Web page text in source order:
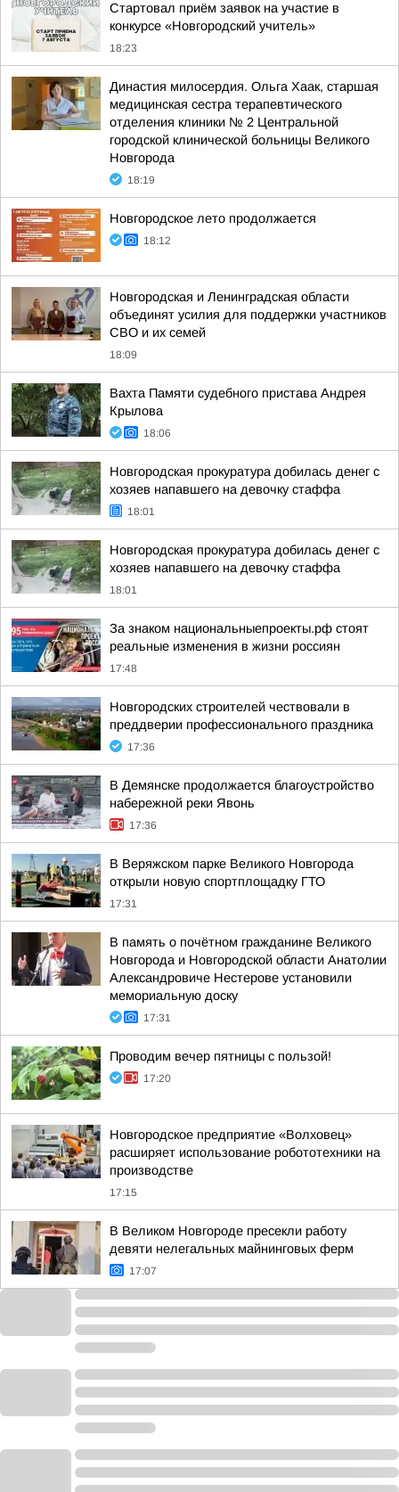
Стартовал приём заявок на участие в
конкурсе «Новгородский учитель»
18:23
Династия милосердия. Ольга Хаак, старшая
медицинская сестра терапевтического
отделения клиники № 2 Центральной
городской клинической больницы Великого
Новгорода
18:19
Новгородское лето продолжается
18:12
Новгородская и Ленинградская области
объединят усилия для поддержки участников
СВО и их семей
18:09
Вахта Памяти судебного пристава Андрея
Крылова
18:06
Новгородская прокуратура добилась денег с
хозяев напавшего на девочку стаффа
18:01
Новгородская прокуратура добилась денег с
хозяев напавшего на девочку стаффа
18:01
За знаком национальныепроекты.рф стоят
реальные изменения в жизни россиян
17:48
Новгородских строителей чествовали в
преддверии профессионального праздника
17:36
В Демянске продолжается благоустройство
набережной реки Явонь
17:36
В Веряжском парке Великого Новгорода
открыли новую спортплощадку ГТО
17:31
В память о почётном гражданине Великого
Новгорода и Новгородской области Анатолии
Александровиче Нестерове установили
мемориальную доску
17:31
Проводим вечер пятницы с пользой!
17:20
Новгородское предприятие «Волховец»
расширяет использование робототехники на
производстве
17:15
В Великом Новгороде пресекли работу
девяти нелегальных майнинговых ферм
17:07